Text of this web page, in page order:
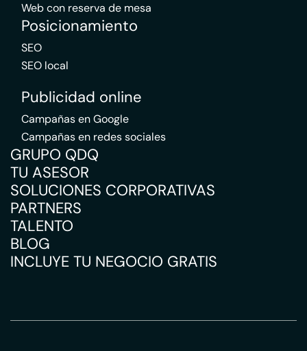
Web con reserva de mesa
Posicionamiento
SEO
SEO local
Publicidad online
Campañas en Google
Campañas en redes sociales
GRUPO QDQ
TU ASESOR
SOLUCIONES CORPORATIVAS
PARTNERS
TALENTO
BLOG
INCLUYE TU NEGOCIO GRATIS